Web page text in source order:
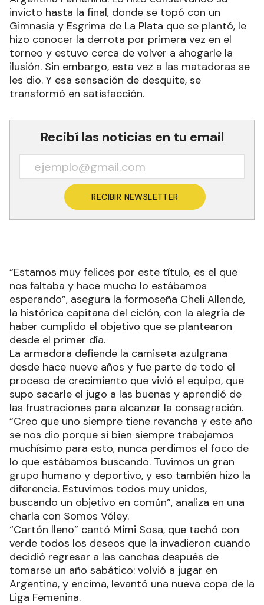
invicto hasta la final, donde se topó con un
Gimnasia y Esgrima de La Plata que se plantó, le
hizo conocer la derrota por primera vez en el
torneo y estuvo cerca de volver a ahogarle la
ilusión. Sin embargo, esta vez a las matadoras se
les dio. Y esa sensación de desquite, se
transformó en satisfacción.
Recibí las noticias en tu email
RECIBIR NEWSLETTER
“Estamos muy felices por este título, es el que
nos faltaba y hace mucho lo estábamos
esperando”, asegura la formoseña Cheli Allende,
la histórica capitana del ciclón, con la alegría de
haber cumplido el objetivo que se plantearon
desde el primer día.
La armadora defiende la camiseta azulgrana
desde hace nueve años y fue parte de todo el
proceso de crecimiento que vivió el equipo, que
supo sacarle el jugo a las buenas y aprendió de
las frustraciones para alcanzar la consagración.
“Creo que uno siempre tiene revancha y este año
se nos dio porque si bien siempre trabajamos
muchísimo para esto, nunca perdimos el foco de
lo que estábamos buscando. Tuvimos un gran
grupo humano y deportivo, y eso también hizo la
diferencia. Estuvimos todos muy unidos,
buscando un objetivo en común”, analiza en una
charla con Somos Vóley.
“Cartón lleno” cantó Mimi Sosa, que tachó con
verde todos los deseos que la invadieron cuando
decidió regresar a las canchas después de
tomarse un año sabático: volvió a jugar en
Argentina, y encima, levantó una nueva copa de la
Liga Femenina.